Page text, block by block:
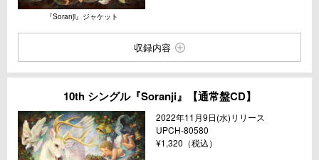
『Soranji』ジャケット
収録内容
10th シングル『Soranji』【通常盤CD】
2022年11月9日(水)リリース
UPCH-80580
¥1,320（税込）